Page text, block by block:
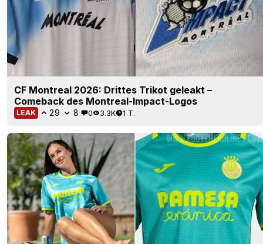
CF Montreal 2026: Drittes Trikot geleakt –
Comeback des Montreal-Impact-Logos
LEAK 29 8 0 3.3K 1 T.